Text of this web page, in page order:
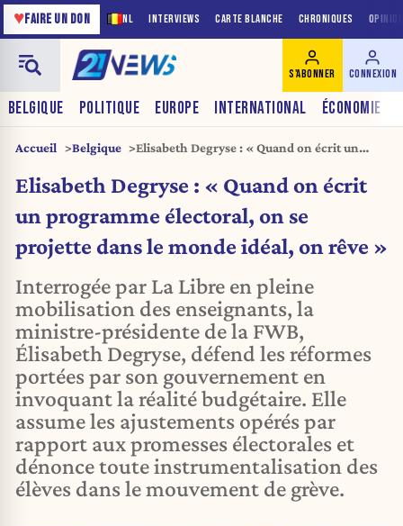
NL INTERVIEWS CARTE BLANCHE CHRONIQUES
♥FAIRE UN DON
BELGIQUE POLITIQUE EUROPE INTERNATIONAL ÉCONOMIE
S'ABONNER CONNEXION
Accueil Belgique
Elisabeth Degryse : « Quand on écrit un
monde idéal, on rêve »
Elisabeth Degryse : « Quand on écrit
un programme électoral, on se
projette dans le monde idéal, on rêve »
Interrogée par La Libre en pleine
mobilisation des enseignants, la
ministre-présidente de la FWB,
Élisabeth Degryse, défend les réformes
portées par son gouvernement en
invoquant la réalité budgétaire. Elle
assume les ajustements opérés par
rapport aux promesses électorales et
dénonce toute instrumentalisation des
élèves dans le mouvement de grève.